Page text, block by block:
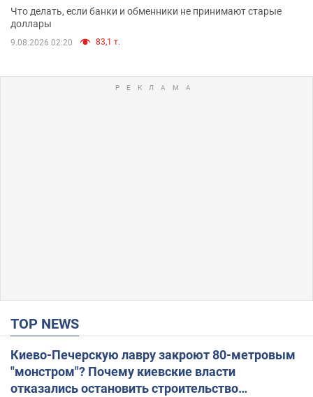
Что делать, если банки и обменники не принимают старые
доллары
9.08.2026 02:20 83,1 т.
TOP NEWS
Киево-Печерскую лавру закроют 80-метровым
"монстром"? Почему киевские власти
отказались остановить строительство